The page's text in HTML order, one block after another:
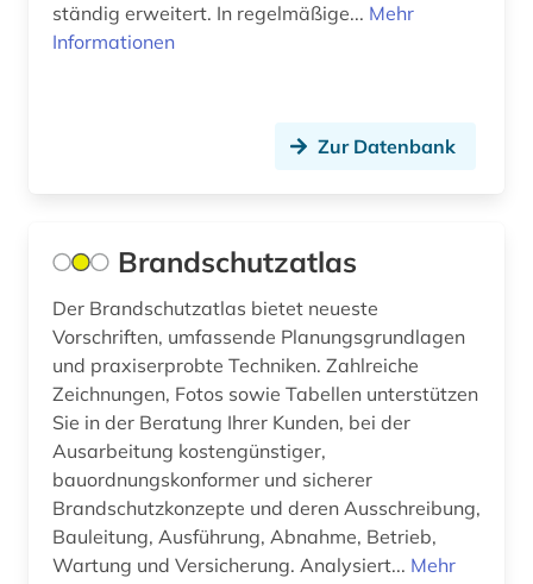
patent (2)
patentregister (1)
pharmazie (5)
physik (2)
politische wissenschaft (1)
portal (1)
poster (1)
ständig erweitert. In regelmäßige... Mehr
Informationen
Zur Datenbank
Brandschutzatlas
Der Brandschutzatlas bietet neueste
Vorschriften, umfassende Planungsgrundlagen
und praxiserprobte Techniken. Zahlreiche
Zeichnungen, Fotos sowie Tabellen unterstützen
Sie in der Beratung Ihrer Kunden, bei der
Ausarbeitung kostengünstiger,
bauordnungskonformer und sicherer
Brandschutzkonzepte und deren Ausschreibung,
Bauleitung, Ausführung, Abnahme, Betrieb,
Wartung und Versicherung. Analysiert... Mehr